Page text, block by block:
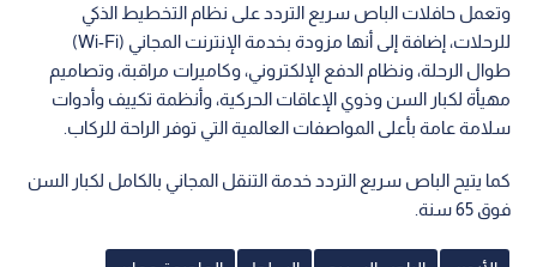
وتعمل حافلات الباص سريع التردد على نظام التخطيط الذكي
للرحلات، إضافة إلى أنها مزودة بخدمة الإنترنت المجاني (Wi-Fi)
طوال الرحلة، ونظام الدفع الإلكتروني، وكاميرات مراقبة، وتصاميم
مهيأة لكبار السن وذوي الإعاقات الحركية، وأنظمة تكييف وأدوات
سلامة عامة بأعلى المواصفات العالمية التي توفر الراحة للركاب.
كما يتيح الباص سريع التردد خدمة التنقل المجاني بالكامل لكبار السن
فوق 65 سنة.